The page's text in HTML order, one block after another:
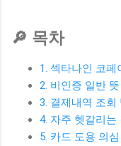
🔎 목차
1. 섹타나인 코페
2. 비인증 일반 뜻
3. 결제내역 조회
4. 자주 헷갈리는
5. 카드 도용 의